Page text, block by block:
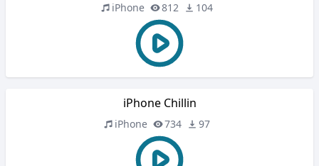
iPhone 812 104
iPhone Chillin
iPhone 734 97